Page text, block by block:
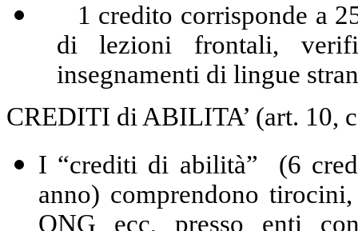
1 credito corrisponde a
di lezioni frontali,
insegnamenti di lingue
CREDITI di ABILITA’ (art. 10,
I “crediti di abilità” (6
anno) comprendono
ONG ecc, presso enti